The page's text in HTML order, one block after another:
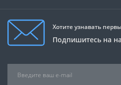
Хотите узнавать
Подпишитесь на